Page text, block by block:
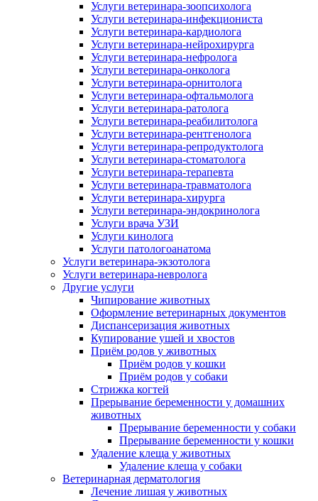
Услуги ветеринара-зоопсихолога
Услуги ветеринара-инфекциониста
Услуги ветеринара-кардиолога
Услуги ветеринара-нейрохирурга
Услуги ветеринара-нефролога
Услуги ветеринара-онколога
Услуги ветеринара-орнитолога
Услуги ветеринара-офтальмолога
Услуги ветеринара-ратолога
Услуги ветеринара-реабилитолога
Услуги ветеринара-рентгенолога
Услуги ветеринара-репродуктолога
Услуги ветеринара-стоматолога
Услуги ветеринара-терапевта
Услуги ветеринара-травматолога
Услуги ветеринара-хирурга
Услуги ветеринара-эндокринолога
Услуги врача УЗИ
Услуги кинолога
Услуги патологоанатома
Услуги ветеринара-экзотолога
Услуги ветеринара-невролога
Другие услуги
Чипирование животных
Оформление ветеринарных документов
Диспансеризация животных
Купирование ушей и хвостов
Приём родов у животных
Приём родов у кошки
Приём родов у собаки
Стрижка когтей
Прерывание беременности у домашних
животных
Прерывание беременности у собаки
Прерывание беременности у кошки
Удаление клеща у животных
Удаление клеща у собаки
Ветеринарная дерматология
Лечение лишая у животных